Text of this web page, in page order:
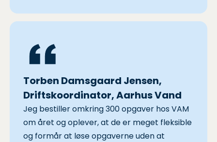
Torben Damsgaard Jensen,
Driftskoordinator, Aarhus Vand
Jeg bestiller omkring 300 opgaver hos VAM
om året og oplever, at de er meget fleksible
og formår at løse opgaverne uden at